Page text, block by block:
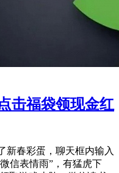
击福袋领现金红
新春彩蛋，聊天框内输入
信表情雨”，有猛虎下